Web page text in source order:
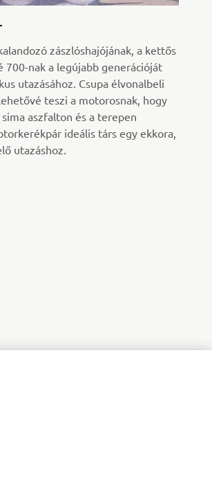
zászlóshajójának, a kettős
700-nak a legújabb generációját
utazásához. Csupa élvonalbeli
teszi a motorosnak, hogy
aszfalton és a terepen
ideális társ egy ekkora,
utazáshoz.